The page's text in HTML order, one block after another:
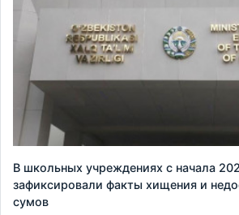
В школьных учреждениях с начала
зафиксировали факты хищения и
сумов